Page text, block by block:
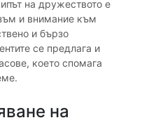
на дружеството е
и внимание към
и бързо
се предлага и
което спомага
на